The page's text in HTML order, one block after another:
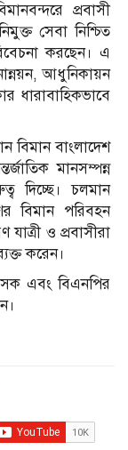
প্রবাসী
সেবা নিশ্চিত
করছেন। এ
আধুনিকায়ন
ধারাবাহিকভাবে
বিমান বাংলাদেশ
মানসম্পন্ন
দিচ্ছে। চলমান
বিমান পরিবহন
ও প্রবাসীরা
করেন।
এবং বিএনপির